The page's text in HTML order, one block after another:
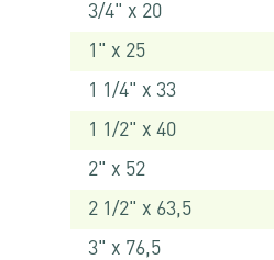
3/4" x 20
1" x 25
1 1/4" x 33
1 1/2" x 40
2" x 52
2 1/2" x 63,5
3" x 76,5